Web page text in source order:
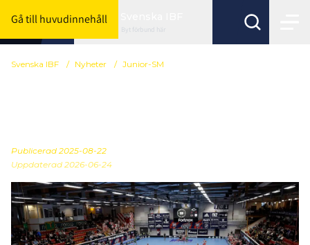
Gå till huvudinnehåll
Byt förbund här
Svenska IBF / Nyheter / Junior-SM
Publicerad 2025-08-22
Uppdaterad 2026-06-24